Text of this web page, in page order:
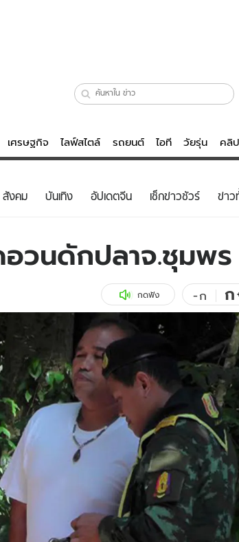
เศรษฐกิจ ไลฟ์สไตล์ รถยนต์ ไอที วัยรุ่น คลิป
หวย ไลฟ์สไตล์
วัยรุ่น
รถยนต์
สุขภาพ
เที่ยว-กิน
Tasteful Thailand
Sanook Choice
ที่
สังคม บันเทิง อัปเดตจีน เช็กข่าวชัวร์ ข่าว
อวนดักปลาจ.ชุมพร
กดฟัง -ก ก